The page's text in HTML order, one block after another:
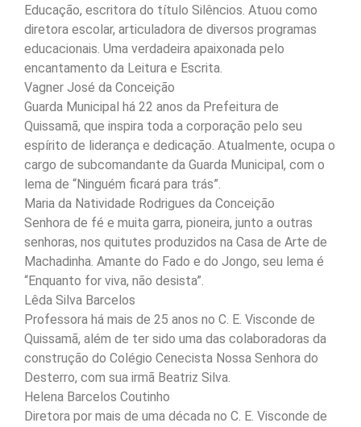
Educação, escritora do título Silêncios. Atuou como
diretora escolar, articuladora de diversos programas
educacionais. Uma verdadeira apaixonada pelo
encantamento da Leitura e Escrita.
Vagner José da Conceição
Guarda Municipal há 22 anos da Prefeitura de
Quissamã, que inspira toda a corporação pelo seu
espírito de liderança e dedicação. Atualmente, ocupa o
cargo de subcomandante da Guarda Municipal, com o
lema de “Ninguém ficará para trás”.
Maria da Natividade Rodrigues da Conceição
Senhora de fé e muita garra, pioneira, junto a outras
senhoras, nos quitutes produzidos na Casa de Arte de
Machadinha. Amante do Fado e do Jongo, seu lema é
“Enquanto for viva, não desista”.
Lêda Silva Barcelos
Professora há mais de 25 anos no C. E. Visconde de
Quissamã, além de ter sido uma das colaboradoras da
construção do Colégio Cenecista Nossa Senhora do
Desterro, com sua irmã Beatriz Silva.
Helena Barcelos Coutinho
Diretora por mais de uma década no C. E. Visconde de